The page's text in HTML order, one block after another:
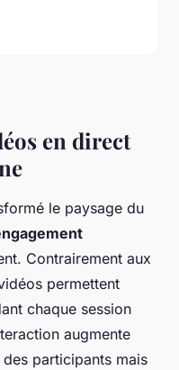
en direct
le paysage du
Contrairement aux
permettent
chaque session
augmente
des participants mais